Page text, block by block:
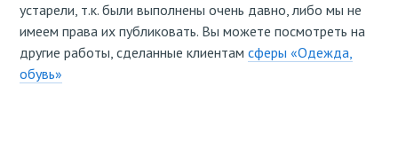
устарели, т.к. были выполнены очень давно, либо мы не
имеем права их публиковать. Вы можете посмотреть на
другие работы, сделанные клиентам сферы «Одежда,
обувь»